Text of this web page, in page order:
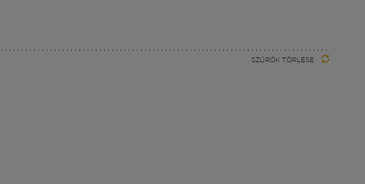
SZŰRŐK TÖRLÉSE